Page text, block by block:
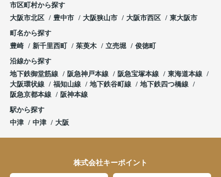
市区町村から探す
大阪市北区
豊中市 大阪狭山市 大阪市西区 東大阪市
町名から探す
豊崎
新千里西町 茱萸木 立売堀 俊徳町
沿線から探す
地下鉄御堂筋線
阪急神戸本線 阪急宝塚本線
東海道本線
大阪環状線
福知山線 地下鉄谷町線
地下鉄四つ橋線
阪急京都本線
阪神本線
駅から探す
中津
中津 大阪
株式会社キーポイント